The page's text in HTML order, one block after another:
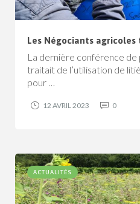
Les Négociants
La dernière conférence de
traitait de l’utilisation de
pour …
12 AVRIL 2023 0
ACTUALITÉS